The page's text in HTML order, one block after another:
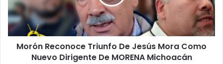
Mora
Como
Nuevo
Dirigente
MORENA
Morón Reconoce Triunfo De Jesús Mora Como
Nuevo Dirigente De MORENA Michoacán